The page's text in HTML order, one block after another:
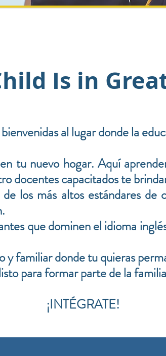
Is in
al lugar donde la
tu nuevo hogar. Aquí
docentes capacitados te
los más altos estándares de
que dominen el idioma
y familiar donde tu quieras
para formar parte de la
¡INTÉGRATE!